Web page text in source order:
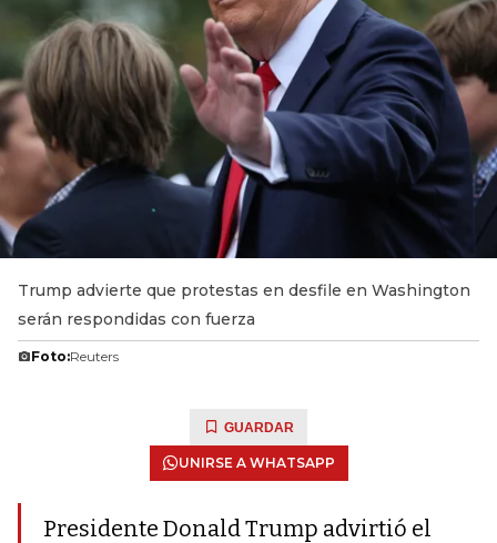
Trump advierte que protestas en desfile en Washington
serán respondidas con fuerza
Foto:Reuters
GUARDAR
UNIRSE A WHATSAPP
Presidente Donald Trump advirtió el